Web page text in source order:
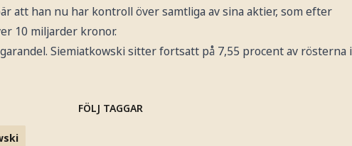
att han nu har kontroll över samtliga av sina aktier, som efter
10 miljarder kronor.
Siemiatkowski sitter fortsatt på 7,55 procent av rösterna i
FÖLJ TAGGAR